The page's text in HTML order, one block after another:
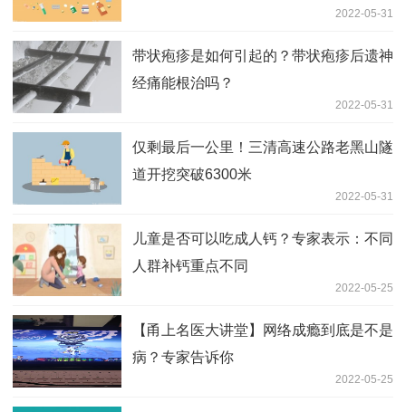
2022-05-31
带状疱疹是如何引起的？带状疱疹后遗神
经痛能根治吗？
2022-05-31
仅剩最后一公里！三清高速公路老黑山隧
道开挖突破6300米
2022-05-31
儿童是否可以吃成人钙？专家表示：不同
人群补钙重点不同
2022-05-25
【甬上名医大讲堂】网络成瘾到底是不是
病？专家告诉你
2022-05-25